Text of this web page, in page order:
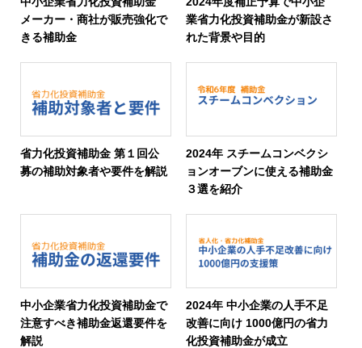
メーカー・商社が販売強化で
きる補助金
業省力化投資補助金が新設さ
れた背景や目的
省力化投資補助金 第１回公
募の補助対象者や要件を解説
2024年 スチームコンベクシ
ョンオーブンに使える補助金
３選を紹介
中小企業省力化投資補助金で
注意すべき補助金返還要件を
解説
2024年 中小企業の人手不足
改善に向け 1000億円の省力
化投資補助金が成立